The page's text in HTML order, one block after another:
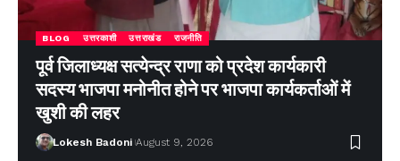
BLOG उत्तरकाशी उत्तराखंड राजनीति
पूर्व जिलाध्यक्ष सत्येन्द्र राणा को प्रदेश कार्यकारी
सदस्य भाजपा मनोनीत होने पर भाजपा कार्यकर्ताओं में
खुशी की लहर
Lokesh Badoni August 9, 2026